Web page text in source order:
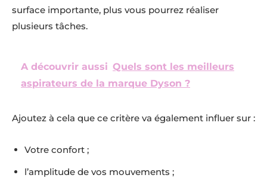
surface importante, plus vous pourrez réaliser
plusieurs tâches.
A découvrir aussi Quels sont les meilleurs
aspirateurs de la marque Dyson ?
Ajoutez à cela que ce critère va également influer sur :
Votre confort ;
l’amplitude de vos mouvements ;